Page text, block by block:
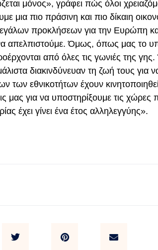
μόνος», γράφει πώς όλοι
μια πιο πράσινη και πιο δίκαιη
προκλήσεων για την Ευρώπη
απελπιστούμε. Όμως, όπως μας το
από όλες τις γωνιές της
διακινδύνευαν τη ζωή τους για
εθνικοτήτων έχουν
για να υποστηρίξουμε τις χώρες
έχει γίνει ένα έτος αλληλεγγύης».